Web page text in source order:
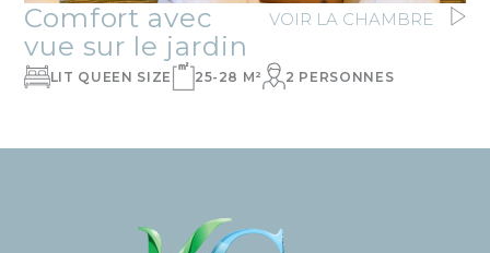
Comfort avec
vue sur le jardin
VOIR LA CHAMBRE
LIT QUEEN SIZE 25-28 M² 2 PERSONNES